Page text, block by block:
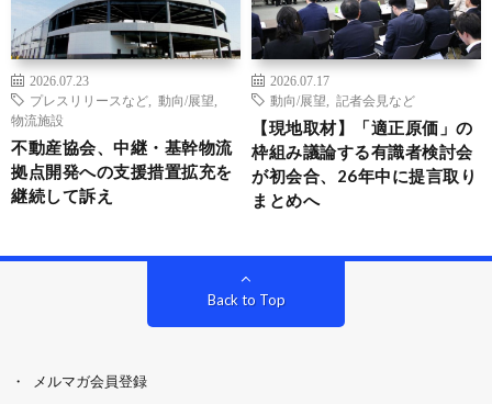
2026.07.23
プレスリリースなど
動向/展望
物流施設
不動産協会、中継・基幹物流
拠点開発への支援措置拡充を
継続して訴え
2026.07.17
動向/展望
記者会見など
【現地取材】「適正原価」の
枠組み議論する有識者検討会
が初会合、26年中に提言取り
まとめへ
Back to Top
メルマガ会員登録